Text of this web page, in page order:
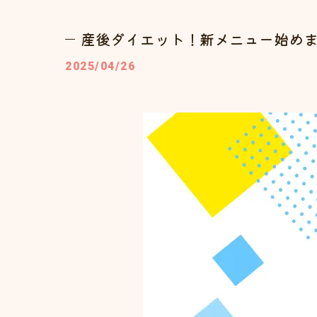
産後ダイエット！新メニュー始め
2025/04/26